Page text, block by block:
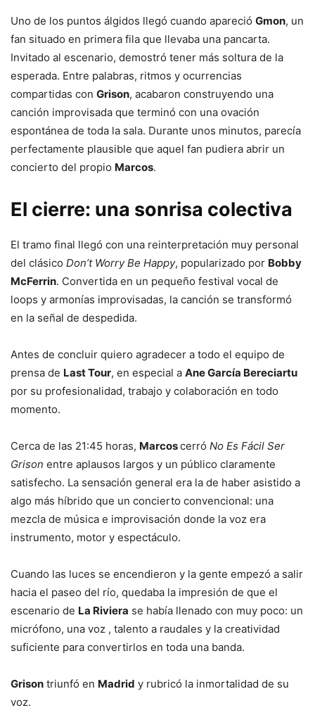
Uno de los puntos álgidos llegó cuando apareció Gmon, un
fan situado en primera fila que llevaba una pancarta.
Invitado al escenario, demostró tener más soltura de la
esperada. Entre palabras, ritmos y ocurrencias
compartidas con Grison, acabaron construyendo una
canción improvisada que terminó con una ovación
espontánea de toda la sala. Durante unos minutos, parecía
perfectamente plausible que aquel fan pudiera abrir un
concierto del propio Marcos.
El cierre: una sonrisa colectiva
El tramo final llegó con una reinterpretación muy personal
del clásico Don’t Worry Be Happy, popularizado por Bobby
McFerrin. Convertida en un pequeño festival vocal de
loops y armonías improvisadas, la canción se transformó
en la señal de despedida.
Antes de concluir quiero agradecer a todo el equipo de
prensa de Last Tour, en especial a Ane García Bereciartu
por su profesionalidad, trabajo y colaboración en todo
momento.
Cerca de las 21:45 horas, Marcoscerró No Es Fácil Ser
Grison entre aplausos largos y un público claramente
satisfecho. La sensación general era la de haber asistido a
algo más híbrido que un concierto convencional: una
mezcla de música e improvisación donde la voz era
instrumento, motor y espectáculo.
Cuando las luces se encendieron y la gente empezó a salir
hacia el paseo del río, quedaba la impresión de que el
escenario de La Riviera se había llenado con muy poco: un
micrófono, una voz , talento a raudales y la creatividad
suficiente para convertirlos en toda una banda.
Grison triunfó en Madrid y rubricó la inmortalidad de su
voz.